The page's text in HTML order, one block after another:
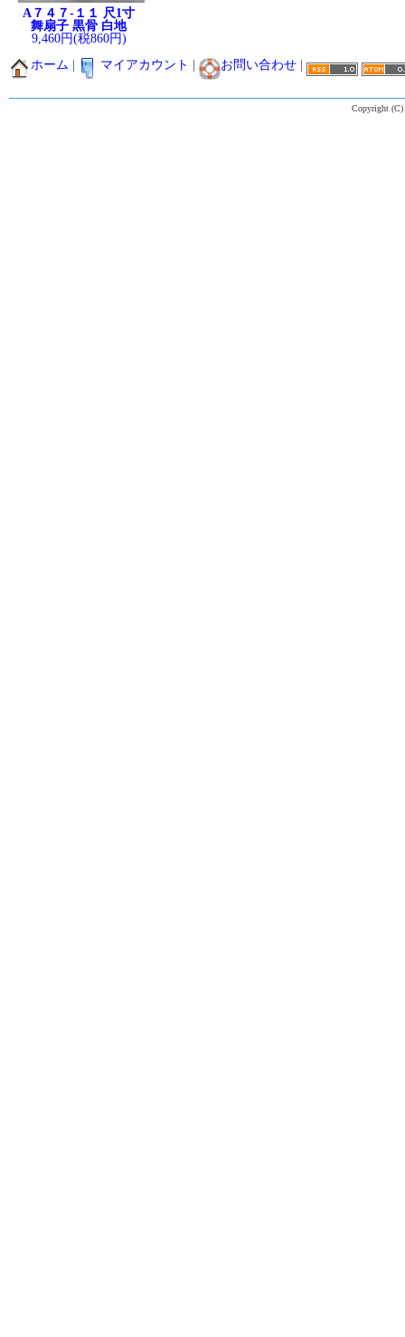
A７４７-１１ 尺1寸
舞扇子 黒骨 白地
9,460円(税860円)
ホーム マイアカウント お問い合わせ
Copyright (C)